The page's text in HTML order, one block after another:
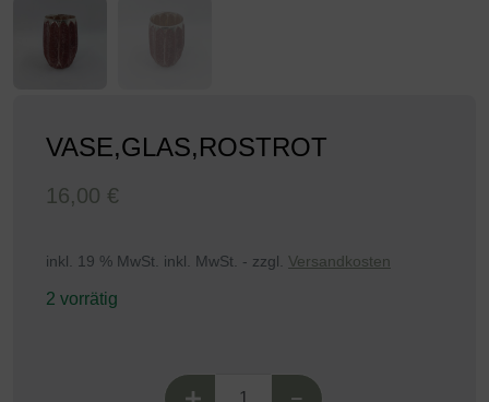
VASE,GLAS,ROSTROT
16,00 €
inkl. 19 % MwSt. inkl. MwSt. - zzgl. Versandkosten
2 vorrätig